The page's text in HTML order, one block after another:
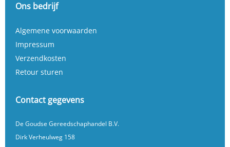
Ons bedrijf
Algemene voorwaarden
Impressum
Verzendkosten
Retour sturen
Contact gegevens
De Goudse Gereedschaphandel B.V.
Dirk Verheulweg 158